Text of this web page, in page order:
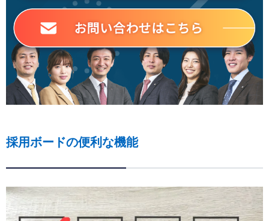
採用ボードの便利な機能